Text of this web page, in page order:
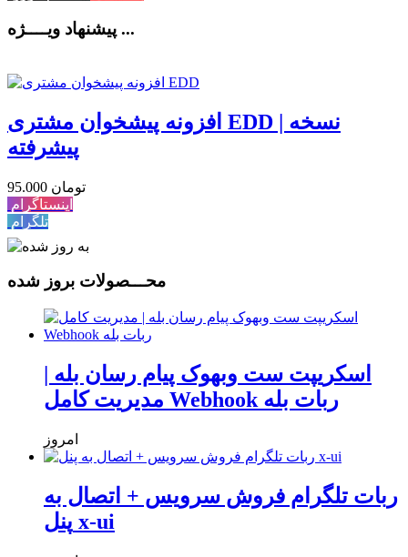
پیشنهاد ویــــژه ...
افزونه پیشخوان مشتری EDD | نسخه
پیشرفته
95.000 تومان
اینستاگرام
تلگرام
محـــصولات بروز شده
اسکریپت ست وبهوک پیام رسان بله |
مدیریت کامل Webhook ربات بله
امروز
ربات تلگرام فروش سرویس + اتصال به
پنل x-ui